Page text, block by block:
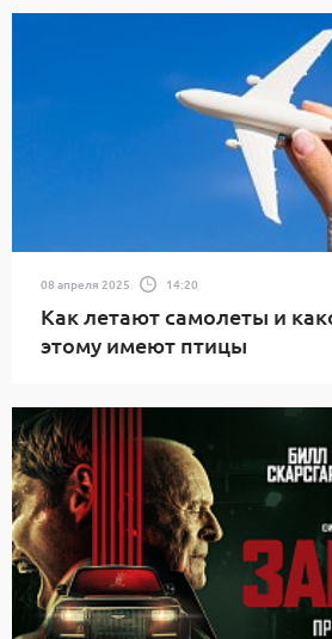
08 апреля 2025 14:20
Как летают самолеты и
этому имеют птицы